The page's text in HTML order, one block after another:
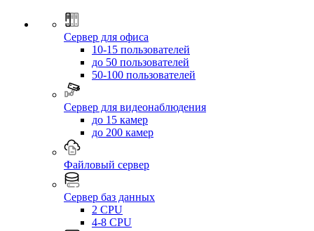
Сервер для офиса
10-15 пользователей
до 50 пользователей
50-100 пользователей
Сервер для видеонаблюдения
до 15 камер
до 200 камер
Файловый сервер
Сервер баз данных
2 CPU
4-8 CPU